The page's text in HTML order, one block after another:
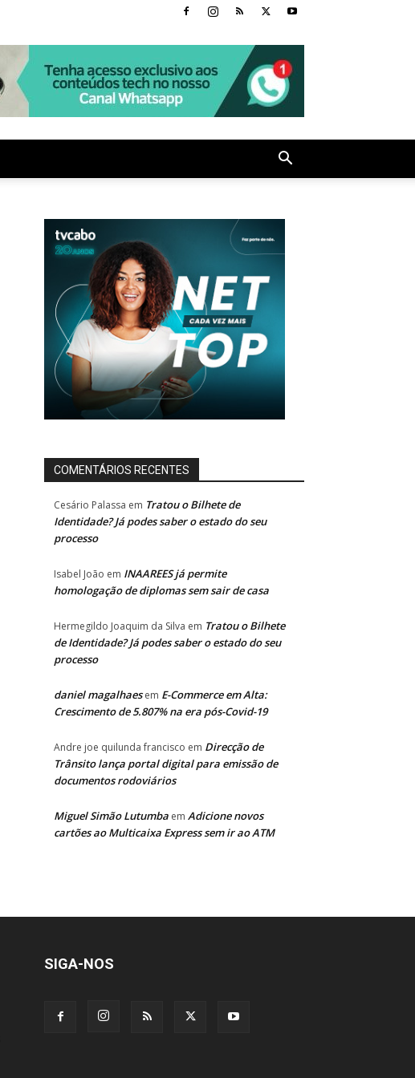
COMENTÁRIOS RECENTES
Cesário Palassa em Tratou o Bilhete de
Identidade? Já podes saber o estado do seu
processo
Isabel João em INAAREES já permite
homologação de diplomas sem sair de casa
Hermegildo Joaquim da Silva em Tratou o Bilhete
de Identidade? Já podes saber o estado do seu
processo
daniel magalhaesem E-Commerce em Alta:
Crescimento de 5.807% na era pós-Covid-19
Andre joe quilunda francisco em Direcção de
Trânsito lança portal digital para emissão de
documentos rodoviários
Miguel Simão Lutumba em Adicione novos
cartões ao Multicaixa Express sem ir ao ATM
SIGA-NOS